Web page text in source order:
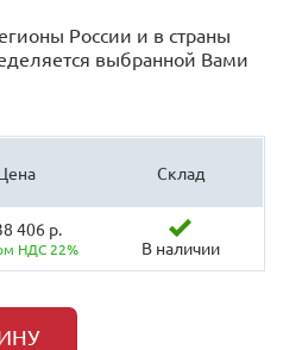
России и в страны
выбранной Вами
Склад
406 р.
НДС 22% В наличии